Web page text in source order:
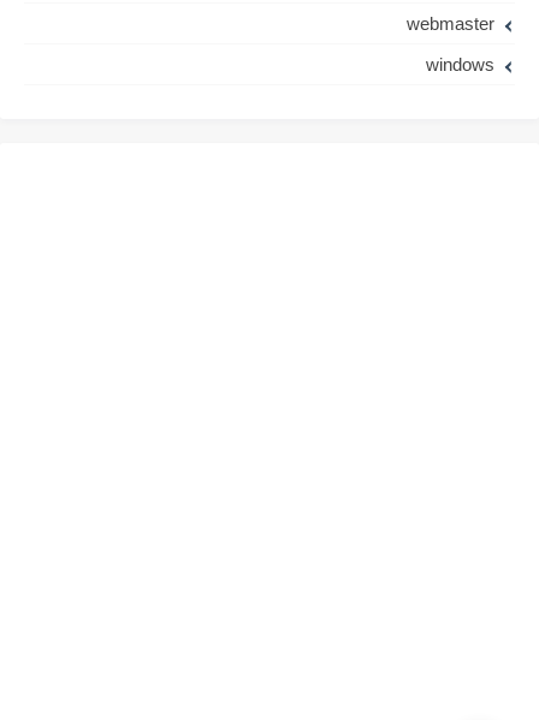
webmaster
windows